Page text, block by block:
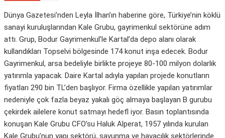
Dünya Gazetesi’nden Leyla İlhan’ın haberine göre, Türkiye’nin köklü
sanayi kuruluşlarından Kale Grubu, gayrimenkul sektörüne adım
attı. Grup, Bodur Gayrimenkul’le Kartal’da depo alanı olarak
kullandıkları Topselvi bölgesinde 174 konut inşa edecek. Bodur
Gayrimenkul, arsa bedeliyle birlikte projeye 80-100 milyon dolarlık
yatırımla yapacak. Daire Kartal adıyla yapılan projede konutların
fiyatları 290 bin TL’den başlıyor. Firma özellikle yapılan yatırımlar
nedeniyle çok fazla beyaz yakalı göç almaya başlayan B gurubu
çekirdek ailelere konut satmayı hedefl iyor. Basın toplantısında
konuşan Kale Grubu CFO’su Haluk Alperat, 1957 yılında kurulan
Kale Grubu’nun yapı sektörü, savunma ve havacılık sektörlerinde